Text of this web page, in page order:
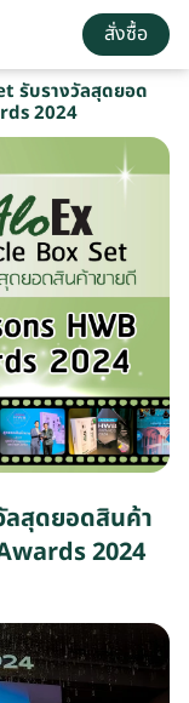
สั่งซื้อ
รับรางวัลสุดยอด
2024
ลสุดยอดสินค้า
2024